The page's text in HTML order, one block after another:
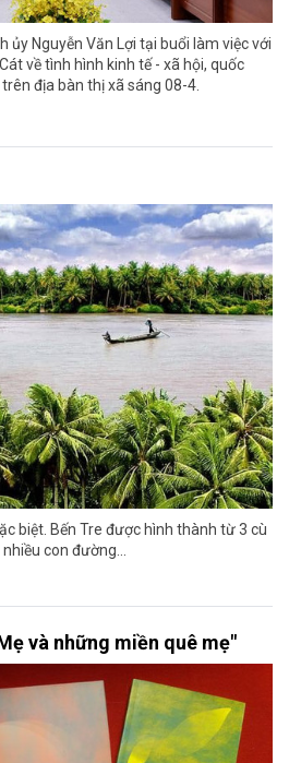
ủy Nguyễn Văn Lợi tại buổi làm việc với
về tình hình kinh tế - xã hội, quốc
địa bàn thị xã sáng 08-4.
biệt. Bến Tre được hình thành từ 3 cù
con đường...
và những miền quê mẹ"